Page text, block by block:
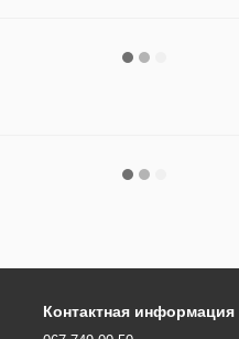
Контактная информация